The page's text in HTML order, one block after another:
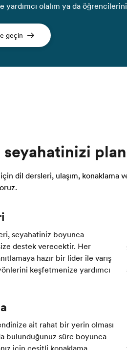
olalım ya da
geçin
dil dersleri, ulaşım,
seyahatiniz boyunca
destek verecektir. Her
hazır bir lider ile varış
keşfetmenize yardımcı
ait rahat bir yerin olması
bulunduğunuz süre boyunca